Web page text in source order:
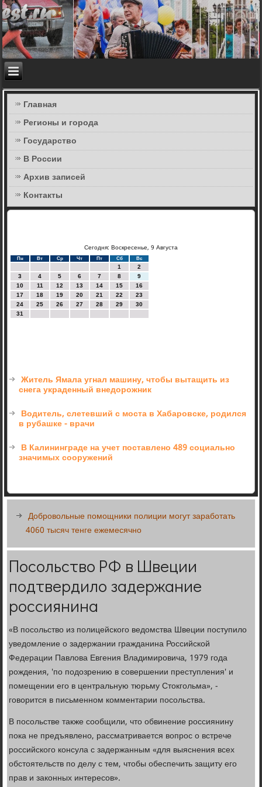
Главная
Регионы и города
Государство
В России
Архив записей
Контакты
Сегодня: Воскресенье, 9 Августа
Пн Вт Ср Чт Пт Сб Вс
1
2
3
4 5 6 7 8
9
10
11 12 13 14 15
16
17
18 19 20 21 22
23
24
25 26 27 28 29
30
31
Житель Ямала угнал машину, чтобы вытащить из
снега украденный внедорожник
Водитель, слетевший с моста в Хабаровске, родился
в рубашке - врачи
В Калининграде на учет поставлено 489 социально
значимых сооружений
Добровольные помощники полиции могут заработать
4060 тысяч тенге ежемесячно
Посольство РФ в Швеции
подтвердило задержание
россиянина
«В посольство из полицейского ведомства Швеции поступило
уведомление о задержании гражданина Российской
Федерации Павлова Евгения Владимировича, 1979 года
рождения, 'по подозрению в совершении преступления' и
помещении его в центральную тюрьму Стокгольма», -
говорится в письменном комментарии посольства.
В посольстве также сообщили, что обвинение россиянину
пока не предъявлено, рассматривается вопрос о встрече
российского консула с задержанным «для выяснения всех
обстоятельств по делу с тем, чтобы обеспечить защиту его
прав и законных интересов».